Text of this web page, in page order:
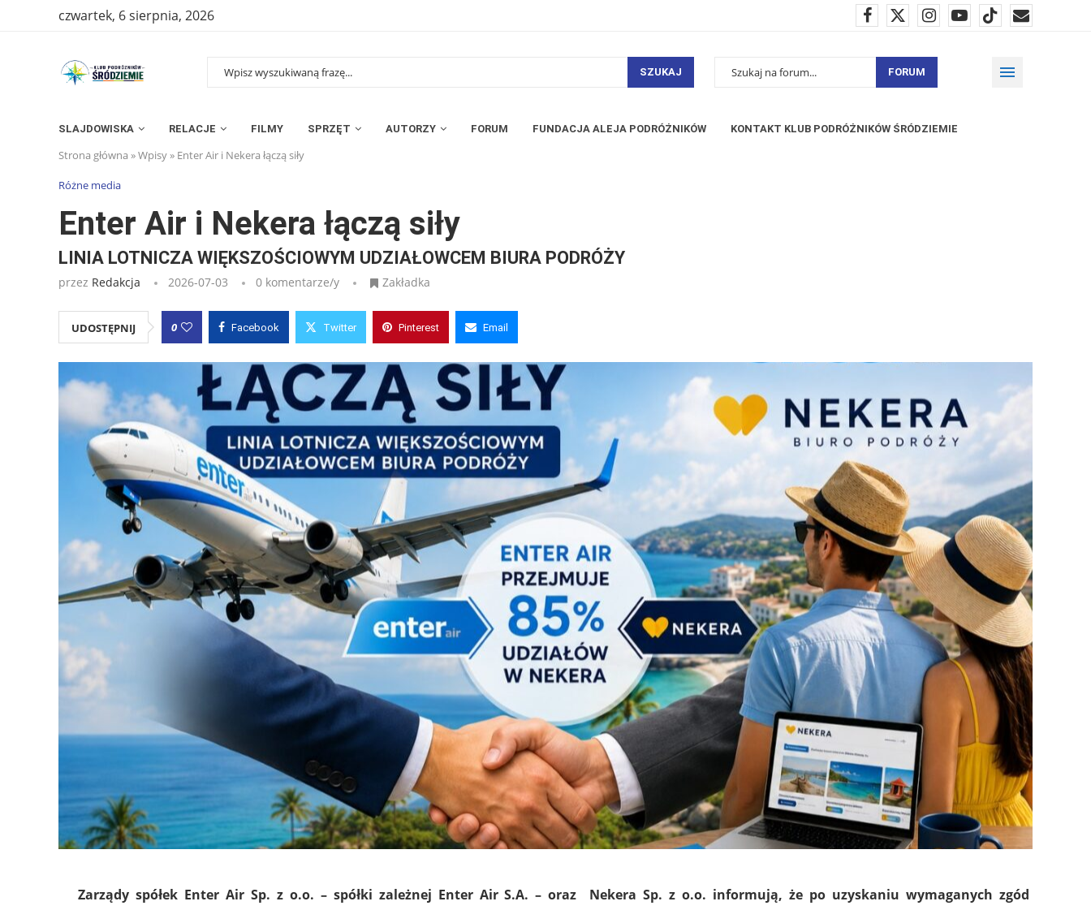
czwartek, 6 sierpnia, 2026
SZUKAJ FORUM
SLAJDOWISKA RELACJE FILMY SPRZĘT AUTORZY FORUM FUNDACJA ALEJA PODRÓŻNIKÓW KONTAKT KLUB PODRÓŻNIKÓW ŚRÓDZIEMIE
Strona główna »Wpisy» Enter Air i Nekera łączą siły
Różne media
Enter Air i Nekera łączą siły
LINIA LOTNICZA WIĘKSZOŚCIOWYM UDZIAŁOWCEM BIURA PODRÓŻY
przez Redakcja 2026-07-03 0 komentarze/y Zakładka
UDOSTĘPNIJ 0 Facebook Twitter Pinterest Email
Zarządy spółek Enter Air Sp. z o.o. – spółki zależnej Enter Air S.A. – oraz Nekera Sp. z o.o. informują, że po uzyskaniu wymaganych zgód